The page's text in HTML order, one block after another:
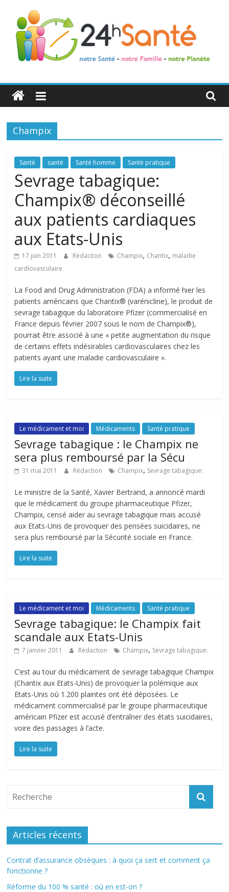
24h
Santé
La
de
toute
famille
Champix
Santé santé Santé homme Santé pratique
Sevrage tabagique:
Champix® déconseillé
aux patients cardiaques
aux Etats-Unis
17 juin 2011 Rédaction Champix, Chantix, maladie
cardiovasculaire
La Food and Drug Administration (FDA) a informé hier les
patients américains que Chantix® (varénicline), le produit de
sevrage tabagique du laboratoire Pfizer (commercialisé en
France depuis février 2007 sous le nom de Champix®),
pourrait être associé à une « petite augmentation du risque
de certains effets indésirables cardiovasculaires chez les
patients ayant une maladie cardiovasculaire ».
Lire la suite
Le médicament et moi Médicaments Santé pratique
Sevrage tabagique : le Champix ne
sera plus remboursé par la Sécu
31 mai 2011 Rédaction Champix, Sevrage tabagique:
Le ministre de la Santé, Xavier Bertrand, a annoncé mardi
que le médicament du groupe pharmaceutique Pfizer,
Champix, censé aider au sevrage tabagique mais accusé
aux Etats-Unis de provoquer des pensées suicidaires, ne
sera plus remboursé par la Sécurité sociale en France.
Lire la suite
Le médicament et moi Médicaments Santé pratique
Sevrage tabagique: le Champix fait
scandale aux Etats-Unis
7 janvier 2011 Rédaction Champix, Sevrage tabagique:
C’est au tour du médicament de sevrage tabagique Champix
(Chantix aux Etats-Unis) de provoquer la polémique aux
Etats-Unis où 1.200 plaintes ont été déposées. Le
médicament commercialisé par le groupe pharmaceutique
américain Pfizer est accusé d’entraîner des états suicidaires,
voire des passages à l’acte.
Lire la suite
Articles récents
Contrat d’assurance obsèques : à quoi ça sert et comment ça
fonctionne ?
Réforme du 100 % santé : où en est-on ?